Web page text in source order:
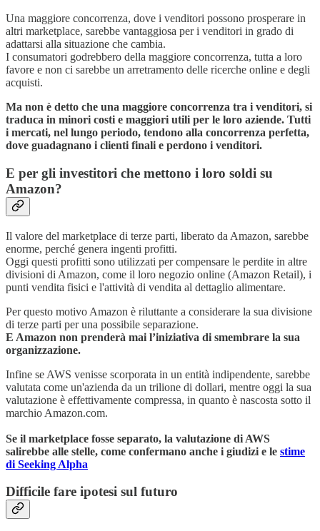
Una maggiore concorrenza, dove i venditori possono prosperare in
altri marketplace, sarebbe vantaggiosa per i venditori in grado di
adattarsi alla situazione che cambia.
I consumatori godrebbero della maggiore concorrenza, tutta a loro
favore e non ci sarebbe un arretramento delle ricerche online e degli
acquisti.
Ma non è detto che una maggiore concorrenza tra i venditori, si
traduca in minori costi e maggiori utili per le loro aziende. Tutti
i mercati, nel lungo periodo, tendono alla concorrenza perfetta,
dove guadagnano i clienti finali e perdono i venditori.
E per gli investitori che mettono i loro soldi su
Amazon?
Il valore del marketplace di terze parti, liberato da Amazon, sarebbe
enorme, perché genera ingenti profitti.
Oggi questi profitti sono utilizzati per compensare le perdite in altre
divisioni di Amazon, come il loro negozio online (Amazon Retail), i
punti vendita fisici e l'attività di vendita al dettaglio alimentare.
Per questo motivo Amazon è riluttante a considerare la sua divisione
di terze parti per una possibile separazione.
E Amazon non prenderà mai l’iniziativa di smembrare la sua
organizzazione.
Infine se AWS venisse scorporata in un entità indipendente, sarebbe
valutata come un'azienda da un trilione di dollari, mentre oggi la sua
valutazione è effettivamente compressa, in quanto è nascosta sotto il
marchio Amazon.com.
Se il marketplace fosse separato, la valutazione di AWS
salirebbe alle stelle, come confermano anche i giudizi e le stime
di Seeking Alpha
Difficile fare ipotesi sul futuro